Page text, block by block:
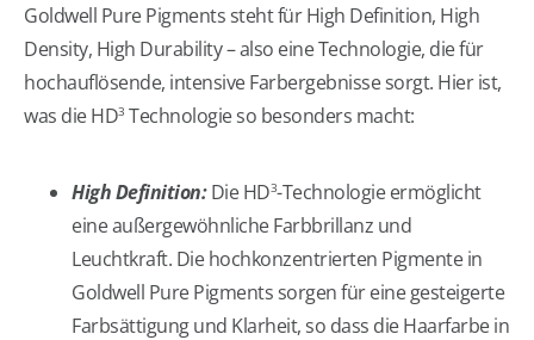
Goldwell Pure Pigments steht für High Definition, High
Density, High Durability – also eine Technologie, die für
hochauflösende, intensive Farbergebnisse sorgt. Hier ist,
was die HD3 Technologie so besonders macht:
High Definition:Die HD3-Technologie ermöglicht
eine außergewöhnliche Farbbrillanz und
Leuchtkraft. Die hochkonzentrierten Pigmente in
Goldwell Pure Pigments sorgen für eine gesteigerte
Farbsättigung und Klarheit, so dass die Haarfarbe in